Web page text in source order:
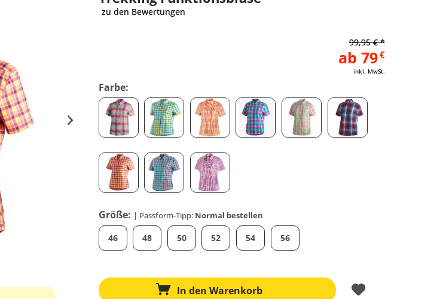
zu den Bewertungen
ab 79€
inkl. MwSt.
99,95 € *
Farbe:
Größe: | Passform-Tipp: Normal bestellen
46 48 50 52 54 56
In den Warenkorb